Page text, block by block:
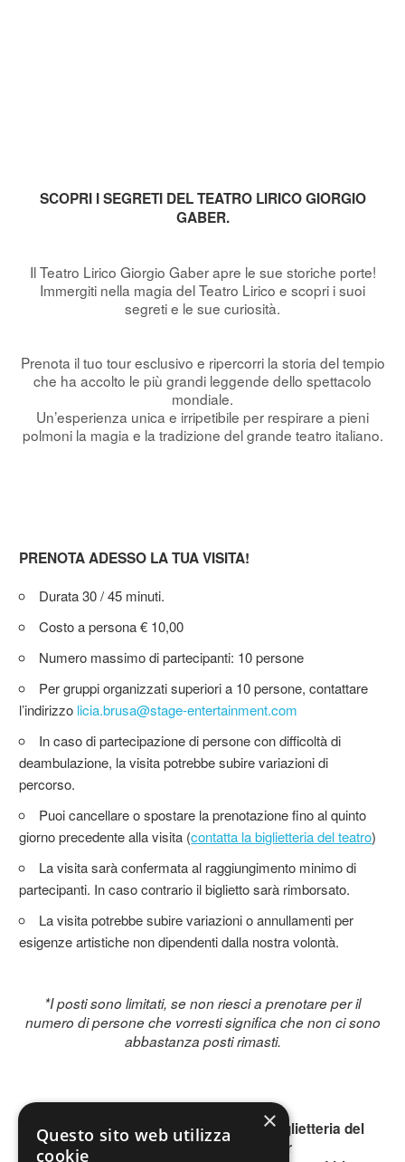
SCOPRI I SEGRETI DEL TEATRO LIRICO GIORGIO
GABER.
Il Teatro Lirico Giorgio Gaber apre le sue storiche porte!
Immergiti nella magia del Teatro Lirico e scopri i suoi
segreti e le sue curiosità.
Prenota il tuo tour esclusivo e ripercorri la storia del tempio
che ha accolto le più grandi leggende dello spettacolo
mondiale.
Un’esperienza unica e irripetibile per respirare a pieni
polmoni la magia e la tradizione del grande teatro italiano.
PRENOTA ADESSO LA TUA VISITA!
Durata 30 / 45 minuti.
Costo a persona € 10,00
Numero massimo di partecipanti: 10 persone
Per gruppi organizzati superiori a 10 persone, contattare
l’indirizzo licia.brusa@stage-entertainment.com
In caso di partecipazione di persone con difficoltà di
deambulazione, la visita potrebbe subire variazioni di
percorso.
Puoi cancellare o spostare la prenotazione fino al quinto
giorno precedente alla visita (contatta la biglietteria del teatro)
La visita sarà confermata al raggiungimento minimo di
partecipanti. In caso contrario il biglietto sarà rimborsato.
La visita potrebbe subire variazioni o annullamenti per
esigenze artistiche non dipendenti dalla nostra volontà.
*I posti sono limitati, se non riesci a prenotare per il
numero di persone che vorresti significa che non ci sono
abbastanza posti rimasti.
Per informazioni puoi contattare la biglietteria del
Teatro Lirico Giorgio Gaber
×
Questo sito web utilizza
cookie